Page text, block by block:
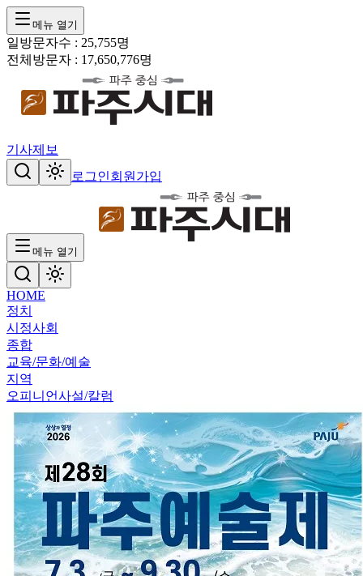
메뉴 열기
일방문자수 : 25,755명
전체방문자 : 17,650,776명
기사제보
로그인회원가입
메뉴 열기
HOME
정치
시정사회
종합
교육/문화/예술
지역
오피니언사설/칼럼